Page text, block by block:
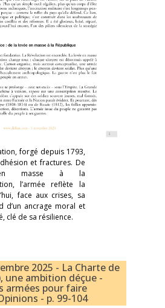
forgé depuis 1793,
et fractures. De
masse à la
l’armée reflète la
face aux crises, sa
d’un ancrage moral et
clé de sa résilience.
2025 - La Charte de
une ambition déçue -
armées pour faire
- p. 99-104